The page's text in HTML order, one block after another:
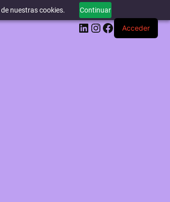
nuestras cookies. Continuar
LinkedIn
Instagram
Facebook
Acceder